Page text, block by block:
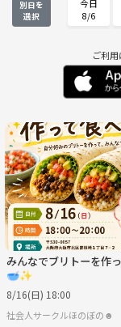
別日を
選択
今日
8/6
8/12
火
8/18
8/24
日
8/30
ご利
みんなでブリトーを作
🥣✨
8/16(日) 18:00
社会人サークルほのぼの☻